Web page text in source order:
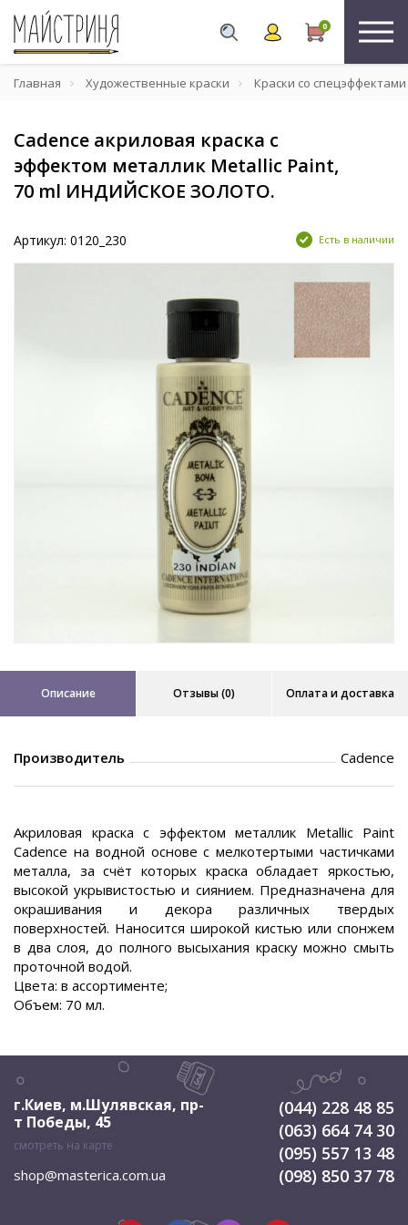
0
Главная Художественные краски Краски со спецэффектами
Cadence акриловая краска с
эффектом металлик Metallic Paint,
70 ml ИНДИЙСКОЕ ЗОЛОТО.
Артикул: 0120_230 Есть в наличии
Описание Отзывы (0) Оплата и доставка
Производитель Cadence
Акриловая краска с эффектом металлик Metallic Paint
Cadence на водной основе с мелкотертыми частичками
металла, за счёт которых краска обладает яркостью,
высокой укрывистостью и сиянием. Предназначена для
окрашивания и декора различных твердых
поверхностей. Наносится широкой кистью или спонжем
в два слоя, до полного высыхания краску можно смыть
проточной водой.
Цвета: в ассортименте;
Объем: 70 мл.
г.Киев, м.Шулявская, пр-
т Победы, 45
смотреть на карте
shop@masterica.com.ua
(044) 228 48 85
(063) 664 74 30
(095) 557 13 48
(098) 850 37 78